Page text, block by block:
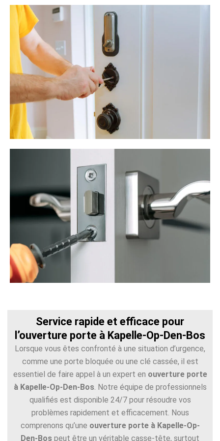
Service rapide et efficace pour
l’ouverture porte à Kapelle-Op-Den-Bos
Lorsque vous êtes confronté à une situation d’urgence,
comme une porte bloquée ou une clé cassée, il est
essentiel de faire appel à un expert en ouverture porte
à Kapelle-Op-Den-Bos. Notre équipe de professionnels
qualifiés est disponible 24/7 pour résoudre vos
problèmes rapidement et efficacement. Nous
comprenons qu’une ouverture porte à Kapelle-Op-
Den-Bos peut être un véritable casse-tête, surtout